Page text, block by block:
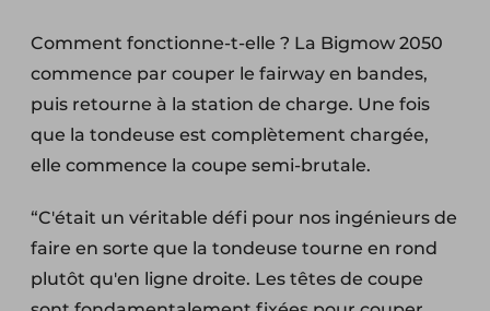
Comment fonctionne-t-elle ? La Bigmow 2050
commence par couper le fairway en bandes,
puis retourne à la station de charge. Une fois
que la tondeuse est complètement chargée,
elle commence la coupe semi-brutale.
“C'était un véritable défi pour nos ingénieurs de
faire en sorte que la tondeuse tourne en rond
plutôt qu'en ligne droite. Les têtes de coupe